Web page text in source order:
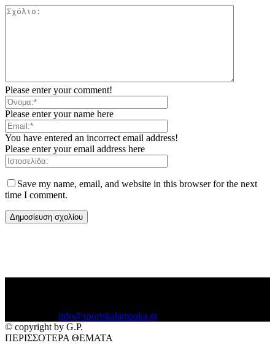
Please enter your comment!
Please enter your name here
You have entered an incorrect email address!
Please enter your email address here
Save my name, email, and website in this browser for the next
time I comment.
info@sportskalampaka.gr
© copyright by G.P.
ΠΕΡΙΣΣΟΤΕΡΑ ΘΕΜΑΤΑ